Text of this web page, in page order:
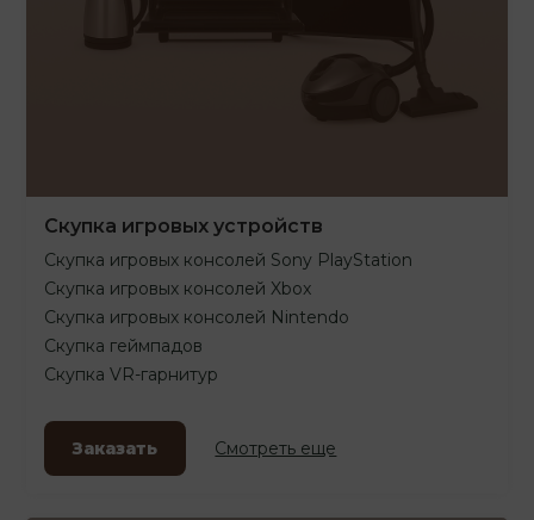
Скупка игровых устройств
Скупка игровых консолей Sony PlayStation
Скупка игровых консолей Xbox
Скупка игровых консолей Nintendo
Скупка геймпадов
Скупка VR-гарнитур
Заказать Смотреть еще